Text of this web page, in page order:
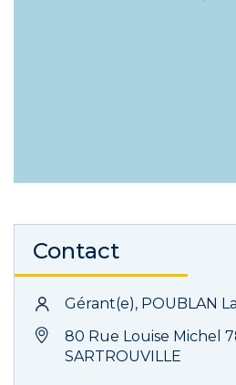
Contact
Gérant(e), POUBLAN
80 Rue Louise Michel
SARTROUVILLE